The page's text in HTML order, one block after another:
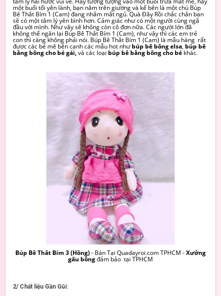
một buổi tối yên lành, bạn nằm trên giường và kế bên là một chú Búp
Bê Thắt Bím 1 (Cam) đang nhắm mắt ngủ. Quà Đây Rồi chắc chắn bạn
sẽ có một tâm lý yên bình hơn. Cảm giác như có một người cùng ngã
đầu với mình. Như vậy sẽ không còn cô đơn nữa. Các người lớn đã
không thể ngăn lại Búp Bê Thắt Bím 1 (Cam), như vậy thì các em trẻ
con thì càng không phải nói. Búp Bê Thắt Bím 1 (Cam) là mẫu hàng rất
được các bé mê bên cạnh các mẫu hot nhưbúp bê bông elsa, búp bê
bằng bông cho bé gái,và các loại búp bê bằng bông cho bé khác.
Búp Bê Thắt Bím 3 (Hồng)- Bán Tại Quadayroi.com TPHCM -Xưởng
gấu bôngđảm bảo tại TPHCM
2/ Chất liệu Gần Gũi: